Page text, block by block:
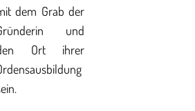
dem Grab der
und
Ort ihrer